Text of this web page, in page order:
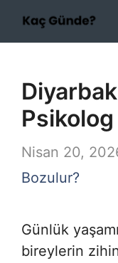
Psikolog
Nisan 20,
Bozulur?
Günlük
bireylerin